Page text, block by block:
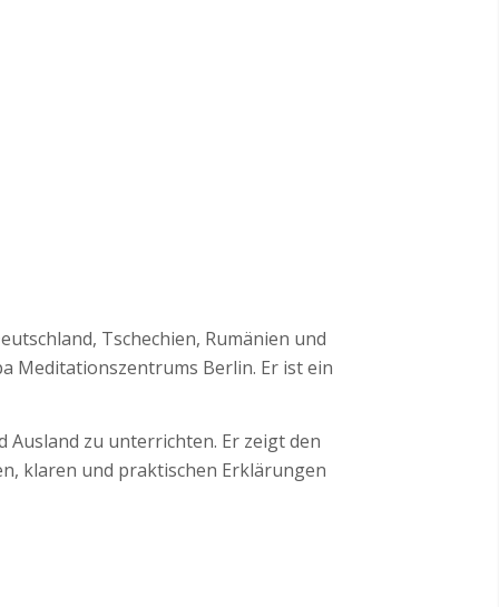
Tschechien, Rumänien und
Meditationszentrums Berlin. Er ist ein
zu unterrichten. Er zeigt den
klaren und praktischen Erklärungen